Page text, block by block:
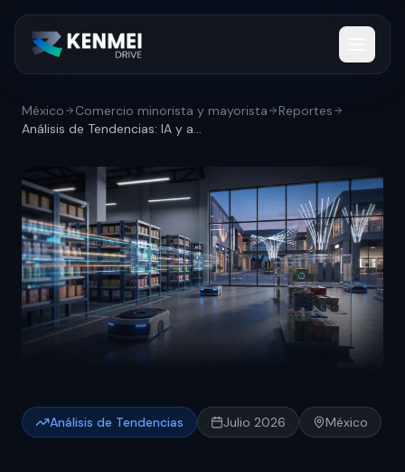
México Comercio minorista y mayorista
Reportes
Análisis de Tendencias: IA y automatizac...
Análisis de Tendencias Julio 2026 México